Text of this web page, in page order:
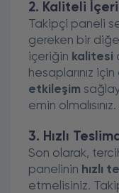
2. Kaliteli
Takipçi paneli
gereken bir
içeriğin kalitesi
hesaplarınız için
etkileşim
emin olmalısınız.
3. Hızlı
Son olarak,
panelinin hızlı
etmelisiniz.